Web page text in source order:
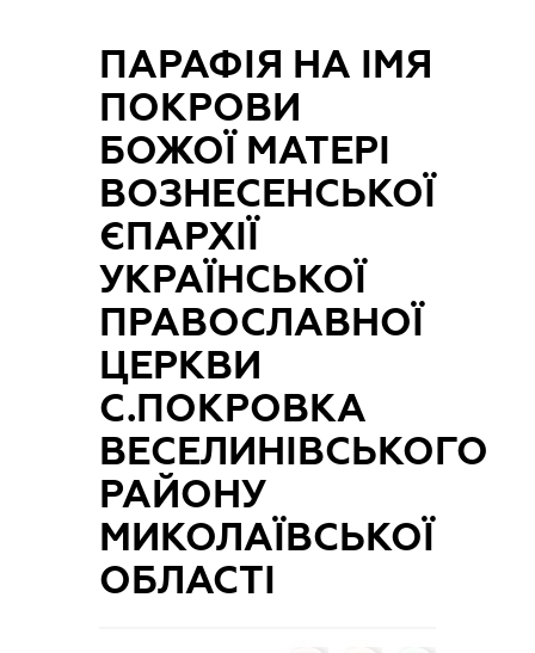
ПАРАФІЯ НА ІМЯ
ПОКРОВИ
БОЖОЇ МАТЕРІ
ВОЗНЕСЕНСЬКОЇ
ЄПАРХІЇ
УКРАЇНСЬКОЇ
ПРАВОСЛАВНОЇ
ЦЕРКВИ
С.ПОКРОВКА
ВЕСЕЛИНІВСЬКОГО
РАЙОНУ
МИКОЛАЇВСЬКОЇ
ОБЛАСТІ